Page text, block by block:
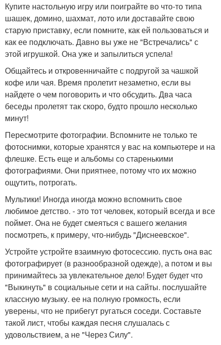
Купите настольную игру или поиграйте во что-то типа
шашек, домино, шахмат, лото или доставайте свою
старую приставку, если помните, как ей пользоваться и
как ее подключать. Давно вы уже не "Встречались" с
этой игрушкой. Она уже и запылиться успела!
Общайтесь и откровенничайте с подругой за чашкой
кофе или чая. Время пролетит незаметно, если вы
найдете о чем поговорить и что обсудить. Два часа
беседы пролетят так скоро, будто прошло несколько
минут!
Пересмотрите фотографии. Вспомните не только те
фотоснимки, которые хранятся у вас на компьютере и на
флешке. Есть еще и альбомы со старенькими
фотографиями. Они приятнее, потому что их можно
ощутить, потрогать.
Мультики! Иногда иногда можно вспомнить свое
любимое детство. - это тот человек, который всегда и все
поймет. Она не будет смеяться с вашего желания
посмотреть, к примеру, что-нибудь "Диснеевское".
Устройте устройте взаимную фотосессию. пусть она вас
фотографирует (в разнообразной одежде), а потом и вы
принимайтесь за увлекательное дело! Будет будет что
"Выкинуть" в социальные сети и на сайты. послушайте
классную музыку. ее на полную громкость, если
уверены, что не прибегут ругаться соседи. Составьте
такой лист, чтобы каждая песня слушалась с
удовольствием, а не "Через Силу".